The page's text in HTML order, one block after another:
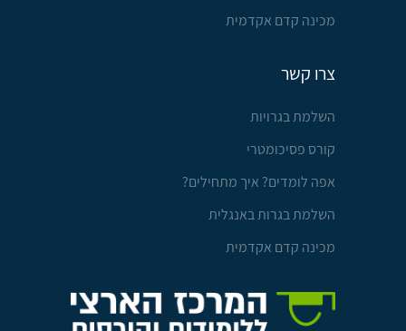
מכינה קדם אקדמית
צרו קשר
השלמת בגרויות
קורס פסיכומטרי
אפה לומדים? איך מתחילים?
השלמת בגרות באנגלית
מכינה קדם אקדמית